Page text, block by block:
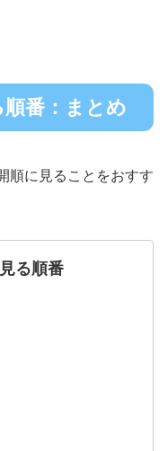
番：まとめ
順に見ることをおすす
る順番